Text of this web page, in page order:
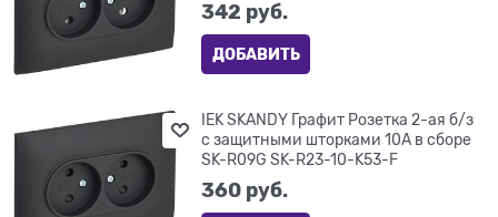
342 руб.
ДОБАВИТЬ
IEK SKANDY Графит Розетка 2-ая б/з
с защитными шторками 10А в сборе
SK-R09G SK-R23-10-K53-F
360 руб.